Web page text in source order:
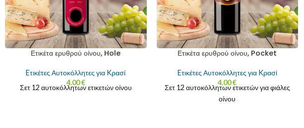
Ετικέτα ερυθρού οίνου, Hole
Eτικέτες Αυτοκόλλητες για Kρασί
4.00€
Σετ 12 αυτοκόλλητων ετικετών οίνου
Ετικέτα ερυθρού οίνου, Pocket
Eτικέτες Αυτοκόλλητες για Kρασί
4.00€
Σετ 12 αυτοκόλλητων ετικετών για φιάλες
οίνου